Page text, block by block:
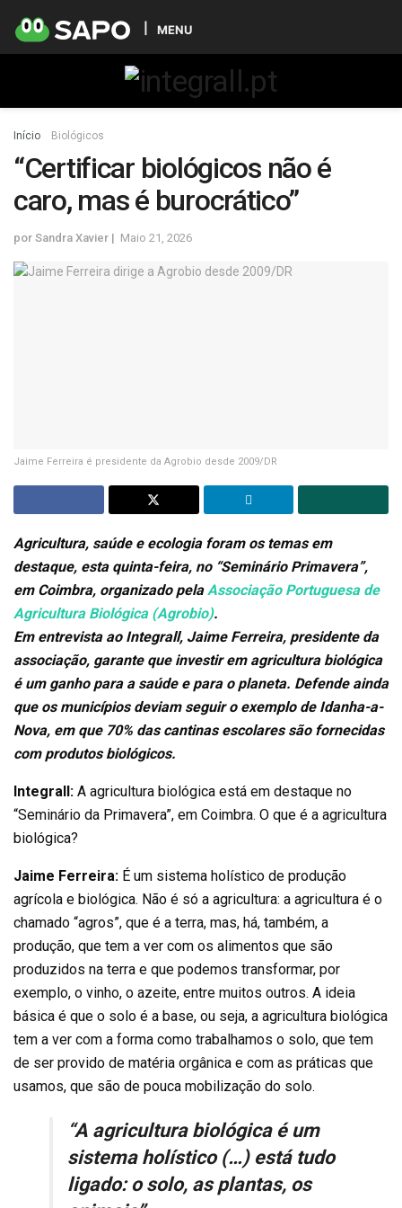
MENU
Início Biológicos
“Certificar biológicos não é
caro, mas é burocrático”
por Sandra Xavier Maio 21, 2026
Jaime Ferreira é presidente da Agrobio desde 2009/DR
Agricultura, saúde e ecologia foram os temas em
destaque, esta quinta-feira, no “Seminário Primavera”,
em Coimbra, organizado pela Associação Portuguesa de
Agricultura Biológica (Agrobio).
Em entrevista ao Integrall, Jaime Ferreira, presidente da
associação, garante que investir em agricultura biológica
é um ganho para a saúde e para o planeta. Defende ainda
que os municípios deviam seguir o exemplo de Idanha-a-
Nova, em que 70% das cantinas escolares são fornecidas
com produtos biológicos.
Integrall: A agricultura biológica está em destaque no
“Seminário da Primavera”, em Coimbra. O que é a agricultura
biológica?
Jaime Ferreira: É um sistema holístico de produção
agrícola e biológica. Não é só a agricultura: a agricultura é o
chamado “agros”, que é a terra, mas, há, também, a
produção, que tem a ver com os alimentos que são
produzidos na terra e que podemos transformar, por
exemplo, o vinho, o azeite, entre muitos outros. A ideia
básica é que o solo é a base, ou seja, a agricultura biológica
tem a ver com a forma como trabalhamos o solo, que tem
de ser provido de matéria orgânica e com as práticas que
usamos, que são de pouca mobilização do solo.
“A agricultura biológica é um
sistema holístico (…) está tudo
ligado: o solo, as plantas, os